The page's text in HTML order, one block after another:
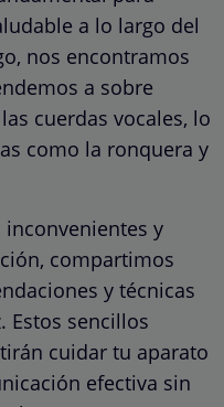
a lo largo del
nos encontramos
a sobre
cuerdas vocales, lo
como la ronquera y
inconvenientes y
compartimos
y técnicas
Estos sencillos
cuidar tu aparato
efectiva sin